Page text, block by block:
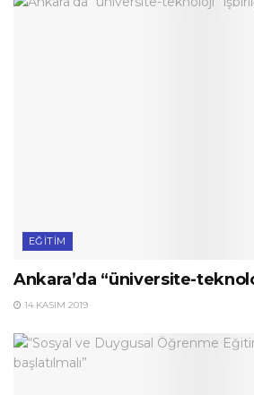
EĞITIM
Ankara’da “üniversite-
14 KASIM 2019